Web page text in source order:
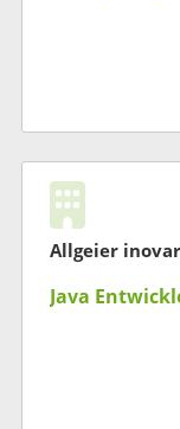
Allgeier inovar
Java